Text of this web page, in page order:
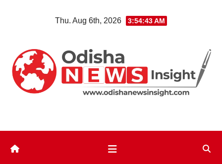
Thu. Aug 6th, 2026 3:54:44 AM